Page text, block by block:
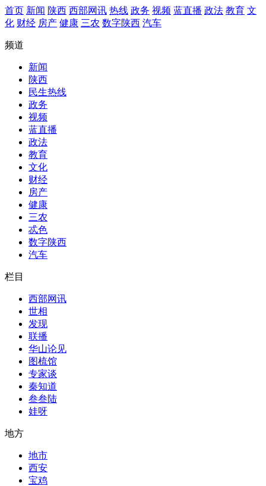
首页 新闻 陕西 西部网讯 热线 政务 视频 蓝直播 政法 教育 文
化 财经 房产 健康 三农 数字陕西 汽车
频道
新闻
陕西
民生热线
政务
视频
蓝直播
政法
教育
文化
财经
房产
健康
三农
忒色
数字陕西
汽车
栏目
西部网讯
世相
发现
联播
华山论见
图梳馆
专家谈
秦知道
叁叁陆
娃呀
地方
地市
西安
宝鸡